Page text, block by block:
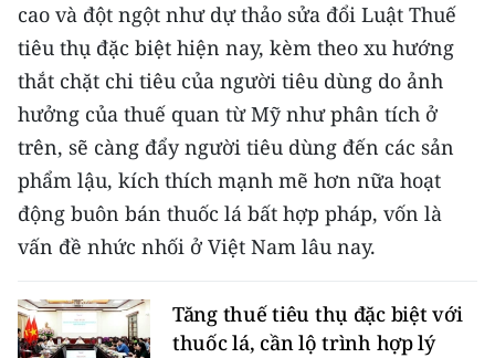
cao và đột ngột như dự thảo sửa đổi Luật Thuế
tiêu thụ đặc biệt hiện nay, kèm theo xu hướng
thắt chặt chi tiêu của người tiêu dùng do ảnh
hưởng của thuế quan từ Mỹ như phân tích ở
trên, sẽ càng đẩy người tiêu dùng đến các sản
phẩm lậu, kích thích mạnh mẽ hơn nữa hoạt
động buôn bán thuốc lá bất hợp pháp, vốn là
vấn đề nhức nhối ở Việt Nam lâu nay.
Tăng thuế tiêu thụ đặc biệt với
thuốc lá, cần lộ trình hợp lý